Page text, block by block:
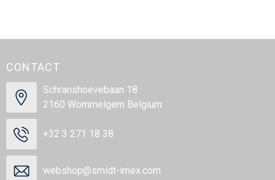
CONTACT
Schranshoevebaan 18
2160 Wommelgem Belgium
+32 3 271 18 38
webshop@smidt-imex.com